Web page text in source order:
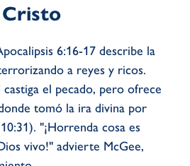
Cristo
6:16-17 describe la
a reyes y ricos.
el pecado, pero ofrece
tomó la ira divina por
"¡Horrenda cosa es
vivo!" advierte McGee,